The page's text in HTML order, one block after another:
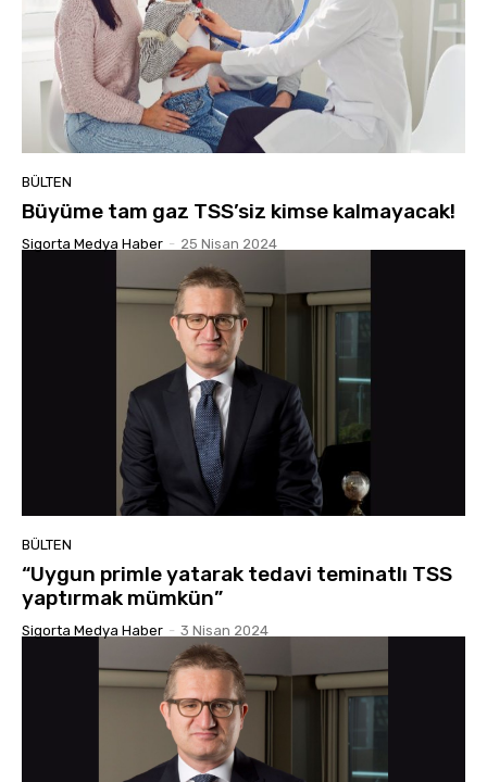
BÜLTEN
Büyüme tam gaz TSS’siz kimse kalmayacak!
Sigorta Medya Haber - 25 Nisan 2024
BÜLTEN
“Uygun primle yatarak tedavi teminatlı TSS
yaptırmak mümkün”
Sigorta Medya Haber - 3 Nisan 2024